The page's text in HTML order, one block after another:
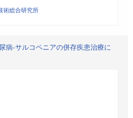
術総合研究所
病-サルコペニアの併存疾患治療に